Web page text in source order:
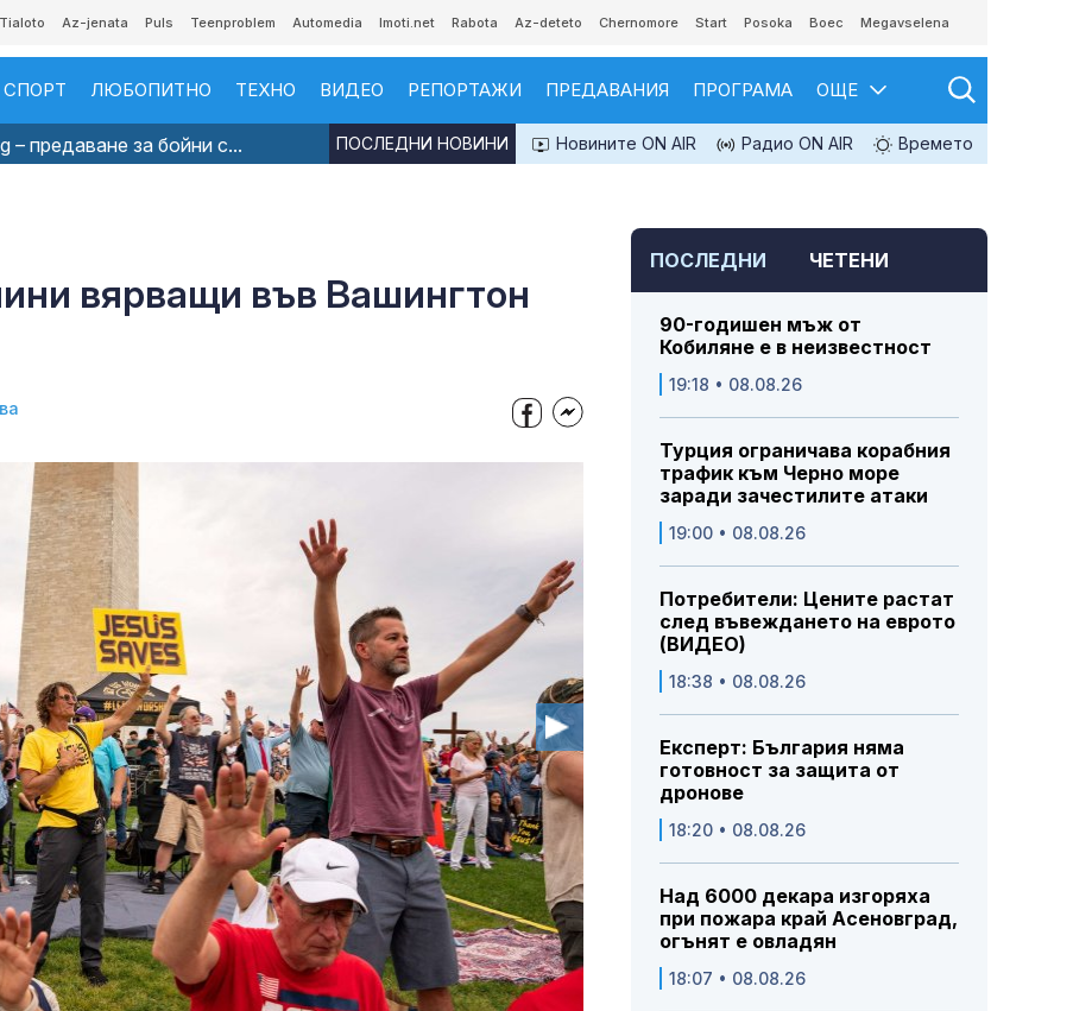
Tialoto Az-jenata Puls Teenproblem Automedia Imoti.net Rabota Az-deteto Chernomore Start Posoka Boec Megavselena
СПОРТ ЛЮБОПИТНО ТЕХНО ВИДЕО РЕПОРТАЖИ ПРЕДАВАНИЯ ПРОГРАМА ОЩЕ
– предаване за бойни с... Новините ON AIR Радио ON AIR Времето
ПОСЛЕДНИ НОВИНИ
вярващи във Вашингтон
ПОСЛЕДНИ ЧЕТЕНИ
90-годишен мъж от
Кобиляне е в неизвестност
19:18 • 08.08.26
Турция ограничава корабния
трафик към Черно море
заради зачестилите атаки
19:00 • 08.08.26
Потребители: Цените растат
след въвеждането на еврото
(ВИДЕО)
18:38 • 08.08.26
Експерт: България няма
готовност за защита от
дронове
18:20 • 08.08.26
Над 6000 декара изгоряха
при пожара край Асеновград,
огънят е овладян
18:07 • 08.08.26